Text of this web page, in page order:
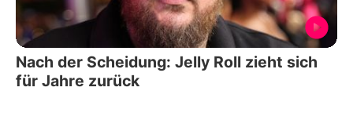
Nach der Scheidung: Jelly Roll zieht sich
für Jahre zurück